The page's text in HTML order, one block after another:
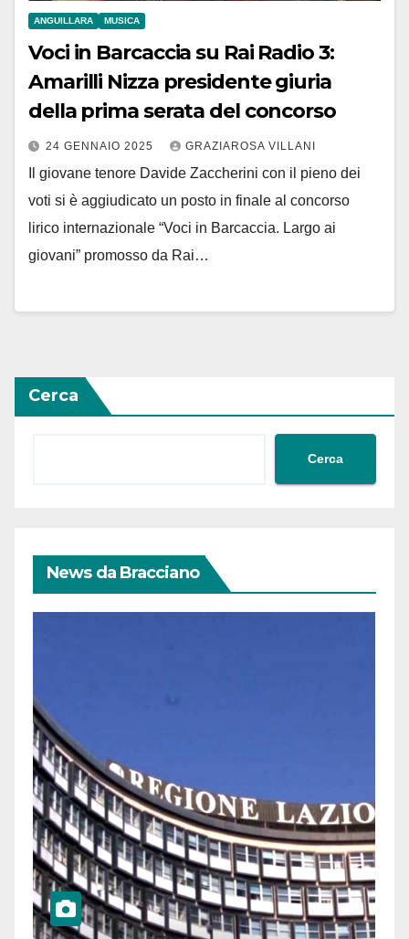
ANGUILLARA MUSICA
Voci in Barcaccia su Rai Radio 3:
Amarilli Nizza presidente giuria
della prima serata del concorso
24 GENNAIO 2025 GRAZIAROSA VILLANI
Il giovane tenore Davide Zaccherini con il pieno dei
voti si è aggiudicato un posto in finale al concorso
lirico internazionale “Voci in Barcaccia. Largo ai
giovani” promosso da Rai…
Cerca
Cerca
News da Bracciano